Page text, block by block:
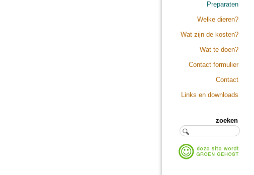
Preparaten
Welke dieren?
Wat zijn de kosten?
Wat te doen?
Contact formulier
Contact
Links en downloads
zoeken